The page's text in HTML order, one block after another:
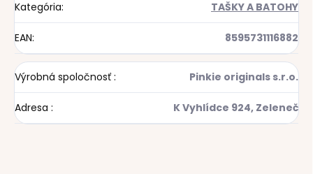
Kategória: TAŠKY A BATOHY
EAN: 8595731116882
Výrobná spoločnosť : Pinkie originals s.r.o.
Adresa : K Vyhlídce 924, Zeleneč